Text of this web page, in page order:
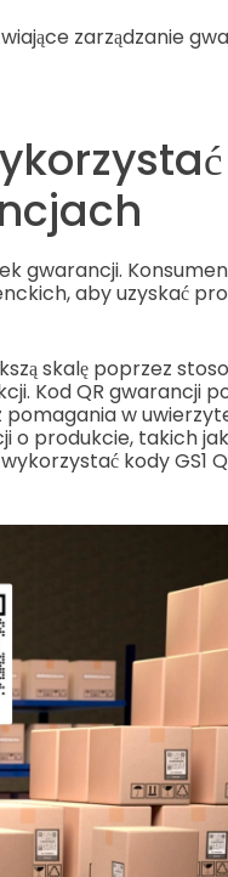
zarządzanie
gwarancji.
aby uzyskać
skalę poprzez
Kod QR gwarancji
w
o produkcie, takich jak
kody GS1